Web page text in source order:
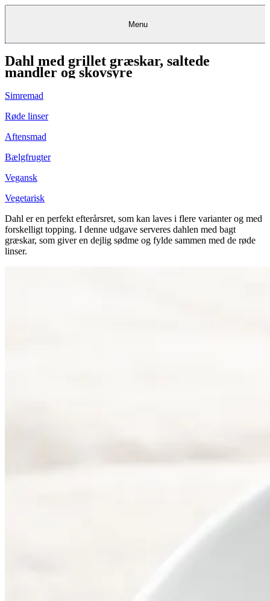
KantineKantineKantine
FrokostordningFrokostordningFrokostordning
Catering Catering& &Events
Madkurser
& Teambuilding
Opskrifter
RestauranterRestauranter&&BagerierBagerierRestauranter &
Bagerier
Foodservice FoodserviceFoodservice
Detail
Projekter
rådgivning
Eventkalender
KøbKøbgavekortgavekortKøb gavekort
KundeserviceKundeserviceKundeservice
Menu
Dahl med grillet græskar, saltede
mandler og skovsyre
Simremad
Røde linser
Aftensmad
Bælgfrugter
Vegansk
Vegetarisk
Dahl er en perfekt efterårsret, som kan laves i flere varianter og med
forskelligt topping. I denne udgave serveres dahlen med bagt
græskar, som giver en dejlig sødme og fylde sammen med de røde
linser.